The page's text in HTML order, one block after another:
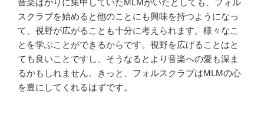
スクラブを始めると他のことにも興味を持つようになっ
て、視野が広がることも十分に考えられます。様々なこ
とを学ぶことができるからです。視野を広げることはと
ても良いことですし、そうなるとより音楽への愛も深ま
るかもしれません。きっと、フォルスクラブはMLMの心
を豊にしてくれるはずです。